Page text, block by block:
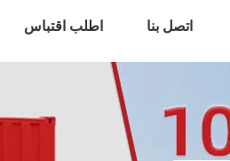
اتصل بنا اطلب اقتباس